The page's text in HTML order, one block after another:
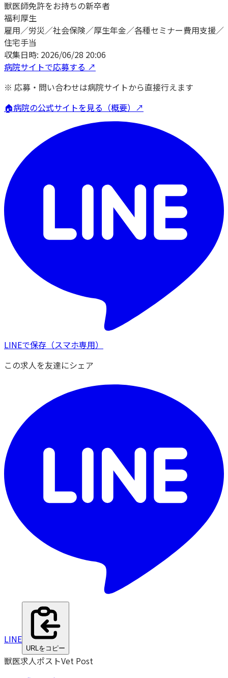
獣医師免許をお持ちの新卒者
福利厚生
雇用／労災／社会保険／厚生年金／各種セミナー費用支援／
住宅手当
収集日時: 2026/06/28 20:06
病院サイトで応募する ↗
※ 応募・問い合わせは病院サイトから直接行えます
🏠病院の公式サイトを見る（概要）↗
LINEで保存 （スマホ専用）
この求人を友達にシェア
LINE
URLをコピー
獣医求人ポストVet Post